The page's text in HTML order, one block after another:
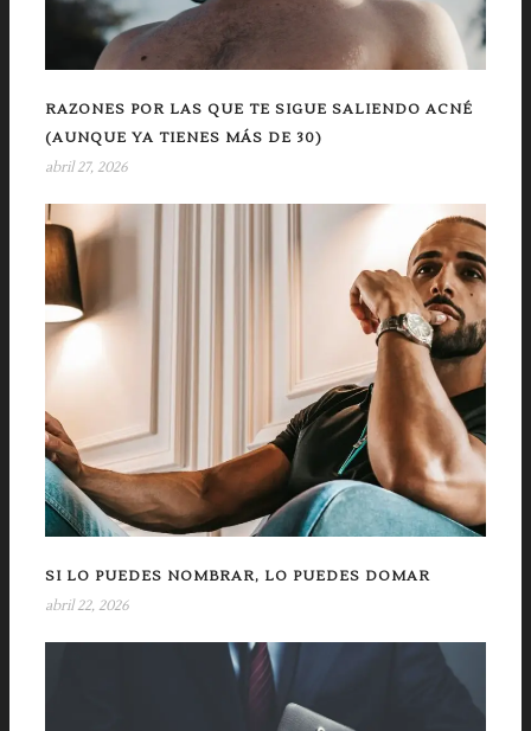
RAZONES POR LAS QUE TE SIGUE SALIENDO ACNÉ
(AUNQUE YA TIENES MÁS DE 30)
abril 27, 2026
SI LO PUEDES NOMBRAR, LO PUEDES DOMAR
abril 22, 2026